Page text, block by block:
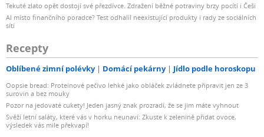
Tekuté zlato opět dostojí své přezdívce. Zdražení běžné potraviny brzy pocítí i Češi
AI místo finančního poradce? Test odhalil neexistující produkty i rady ze sociálních
sítí
Recepty
Oblíbené zimní polévky Domácí pekárny Jídlo podle horoskopu
Oopsie bread: Proteinové pečivo lehké jako obláček zvládnete připravit jen ze 3
surovin a bez mouky
Pozor na jedovaté cukety! Jeden jasný znak prozradí, že se jim máte vyhnout
Svěží letní saláty, které vás v horku neunaví: Zkuste k zelenině přidat ovoce,
výsledek vás mile překvapí!